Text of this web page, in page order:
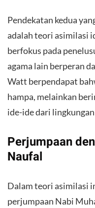
Pendekatan kedua
adalah teori asimilasi
berfokus pada
agama lain berperan
Watt berpendapat
hampa, melainkan
ide-ide dari
Perjumpaan
Naufal
Dalam teori asimilasi
perjumpaan Nabi